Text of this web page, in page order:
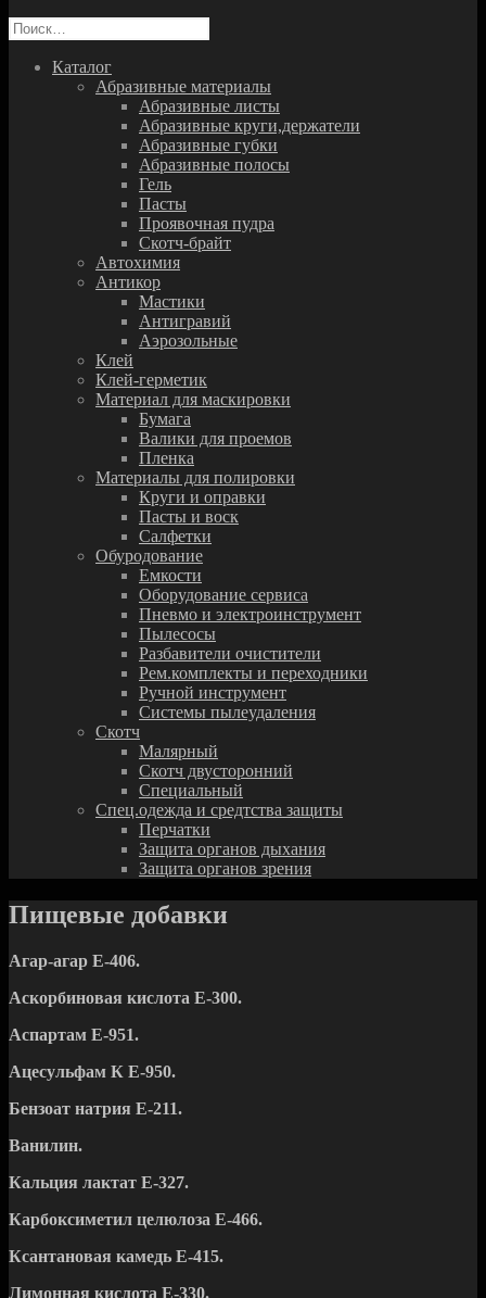
Найти:
Каталог
Абразивные материалы
Абразивные листы
Абразивные круги,держатели
Абразивные губки
Абразивные полосы
Гель
Пасты
Проявочная пудра
Скотч-брайт
Автохимия
Антикор
Мастики
Антигравий
Аэрозольные
Клей
Клей-герметик
Материал для маскировки
Бумага
Валики для проемов
Пленка
Материалы для полировки
Круги и оправки
Пасты и воск
Салфетки
Обуродование
Емкости
Оборудование сервиса
Пневмо и электроинструмент
Пылесосы
Разбавители очистители
Рем.комплекты и переходники
Ручной инструмент
Системы пылеудаления
Скотч
Малярный
Скотч двусторонний
Специальный
Спец.одежда и средтства защиты
Перчатки
Защита органов дыхания
Защита органов зрения
Пищевые добавки
Агар-агар Е-406.
Аскорбиновая кислота Е-300.
Аспартам Е-951.
Ацесульфам К Е-950.
Бензоат натрия Е-211.
Ванилин.
Кальция лактат Е-327.
Карбоксиметил целюлоза Е-466.
Ксантановая камедь Е-415.
Лимонная кислота Е-330.